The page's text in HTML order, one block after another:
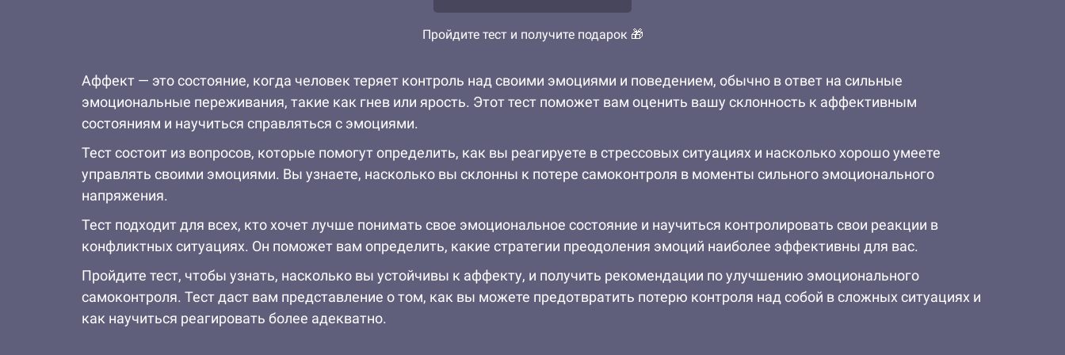
Пройдите тест и получите подарок 🎁
Аффект — это состояние, когда человек теряет контроль над своими эмоциями и поведением, обычно в ответ на сильные
эмоциональные переживания, такие как гнев или ярость. Этот тест поможет вам оценить вашу склонность к аффективным
состояниям и научиться справляться с эмоциями.
Тест состоит из вопросов, которые помогут определить, как вы реагируете в стрессовых ситуациях и насколько хорошо умеете
управлять своими эмоциями. Вы узнаете, насколько вы склонны к потере самоконтроля в моменты сильного эмоционального
напряжения.
Тест подходит для всех, кто хочет лучше понимать свое эмоциональное состояние и научиться контролировать свои реакции в
конфликтных ситуациях. Он поможет вам определить, какие стратегии преодоления эмоций наиболее эффективны для вас.
Пройдите тест, чтобы узнать, насколько вы устойчивы к аффекту, и получить рекомендации по улучшению эмоционального
самоконтроля. Тест даст вам представление о том, как вы можете предотвратить потерю контроля над собой в сложных ситуациях и
как научиться реагировать более адекватно.